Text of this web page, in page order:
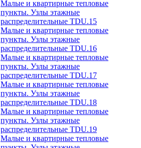
Малые и квартирные тепловые
пункты. Узлы этажные
распределительные TDU.15
Малые и квартирные тепловые
пункты. Узлы этажные
распределительные TDU.16
Малые и квартирные тепловые
пункты. Узлы этажные
распределительные TDU.17
Малые и квартирные тепловые
пункты. Узлы этажные
распределительные TDU.18
Малые и квартирные тепловые
пункты. Узлы этажные
распределительные TDU.19
Малые и квартирные тепловые